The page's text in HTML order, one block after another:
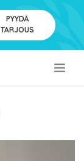
PYYDÄ
TARJOUS